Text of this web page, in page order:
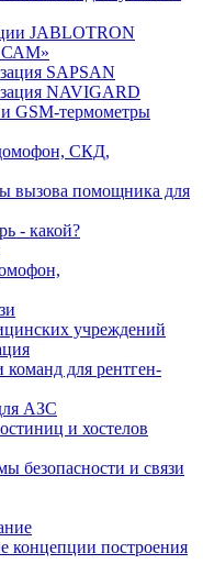
JABLOTRON
САМ»
SAPSAN
NAVIGARD
GSM-термометры
СКД,
вызова помощника для
- какой?
учреждений
для рентген-
АЗС
и хостелов
безопасности и связи
концепции построения